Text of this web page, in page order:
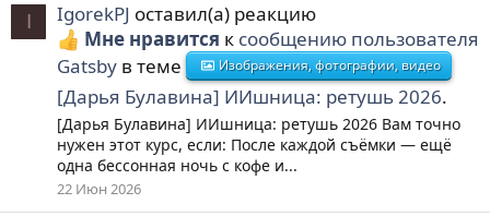
I IgorekPJ оставил(а) реакцию
Мне нравится к сообщению пользователя
Gatsby в теме Изображения, фотографии, видео
[Дарья Булавина] ИИшница: ретушь 2026.
[Дарья Булавина] ИИшница: ретушь 2026 Вам точно
нужен этот курс, если: После каждой съёмки — ещё
одна бессонная ночь с кофе и...
22 Июн 2026